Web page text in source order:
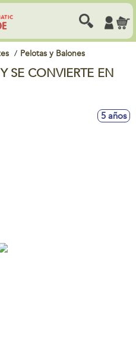
Pelotas y Balones
SE CONVIERTE EN
5 años